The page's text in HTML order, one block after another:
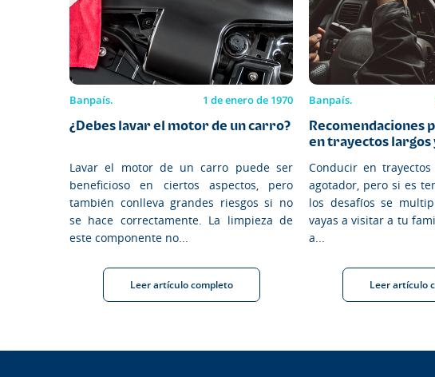
Banpaís. 1 de enero de 1970
¿Debes lavar el motor de un carro?
Lavar el motor de un carro puede ser
beneficioso en ciertos aspectos, pero
también conlleva grandes riesgos si no
se hace correctamente. La limpieza de
este componente no...
Leer artículo completo
Banpaís.
Recomendaciones
en trayectos largos
Conducir en
agotador, pero si es
los desafíos se
vayas a visitar a tu
a...
Leer artículo